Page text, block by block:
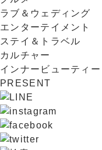
ラブ＆ウェディング
エンターテイメント
ステイ＆トラベル
カルチャー
インナービューティー
PRESENT